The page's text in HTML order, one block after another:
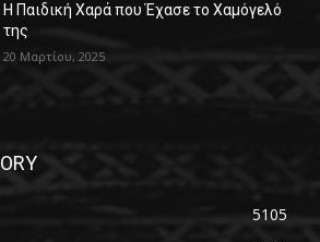
Η Παιδική Χαρά που Έχασε το Χαμόγελό
της
20 Μαρτίου, 2025
5105